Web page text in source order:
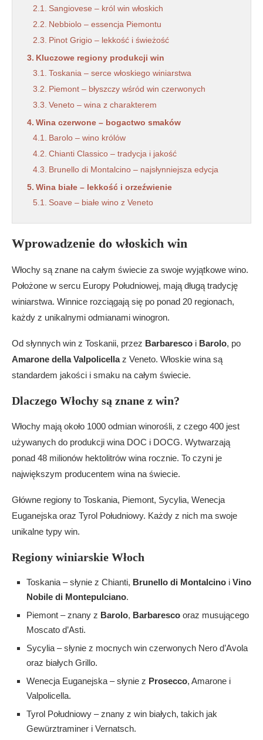
Sangiovese – król win włoskich
Nebbiolo – essencja Piemontu
Pinot Grigio – lekkość i świeżość
Kluczowe regiony produkcji win
Toskania – serce włoskiego winiarstwa
Piemont – błyszczy wśród win czerwonych
Veneto – wina z charakterem
Wina czerwone – bogactwo smaków
Barolo – wino królów
Chianti Classico – tradycja i jakość
Brunello di Montalcino – najsłynniejsza edycja
Wina białe – lekkość i orzeźwienie
Soave – białe wino z Veneto
Prosecco – bąbelki z Veneto
Asti Spumante – słodkie dopełnienie
Vin Santo – wino na deser
Najlepsze marki włoskich win
Gaja – ikona winiarstwa włoskiego
Biondi-Santi – pionier Brunello
Jak degustować włoskie wina
Przygotowanie do degustacji
Techniki degustacyjne
Pairing z jedzeniem – idealne zestawienia
Czerwone wina z mięsem
Białe wina z rybami i owocami morza
Obieg informacji – skąd czerpać wiedzę o
Książki o winach włoskich
Strony internetowe dedykowane winom
Wydarzenia winiarskie we Włoszech
Festiwale win – niezapomniane przeżycia
Wydarzenia w regionach winiarskich
Wina na targach i wystawach
Podsumowanie – odkryj włoskie wina
Dlaczego warto spróbować win włoskich?
Jak zacząć swoją przygodę z włoskimi winami?
Dlaczego Włochy są znane z win?
Jakie są najbardziej znane regiony winiarskie we
Wprowadzenie do włoskich win
Włochy są znane na całym świecie za swoje wyjątkowe wino.
Położone w sercu Europy Południowej, mają długą tradycję
winiarstwa. Winnice rozciągają się po ponad 20 regionach,
każdy z unikalnymi odmianami winogron.
Od słynnych win z Toskanii, przez Barbaresco i Barolo, po
Amarone della Valpolicellaz Veneto. Włoskie wina są
standardem jakości i smaku na całym świecie.
Dlaczego Włochy są znane z win?
Włochy mają około 1000 odmian winorośli, z czego 400 jest
używanych do produkcji wina DOC i DOCG. Wytwarzają
ponad 48 milionów hektolitrów wina rocznie. To czyni je
największym producentem wina na świecie.
Główne regiony to Toskania, Piemont, Sycylia, Wenecja
Euganejska oraz Tyrol Południowy. Każdy z nich ma swoje
unikalne typy win.
Regiony winiarskie Włoch
Toskania – słynie z Chianti, Brunello di Montalcino i Vino
Nobile di Montepulciano.
Piemont – znany z Barolo, Barbaresco oraz musującego
Moscato d’Asti.
Sycylia – słynie z mocnych win czerwonych Nero d’Avola
oraz białych Grillo.
Wenecja Euganejska – słynie z Prosecco, Amarone i
Valpolicella.
Tyrol Południowy – znany z win białych, takich jak
Gewürztraminer i Vernatsch.